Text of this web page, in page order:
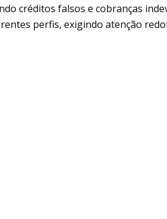
créditos falsos e cobranças
perfis, exigindo atenção